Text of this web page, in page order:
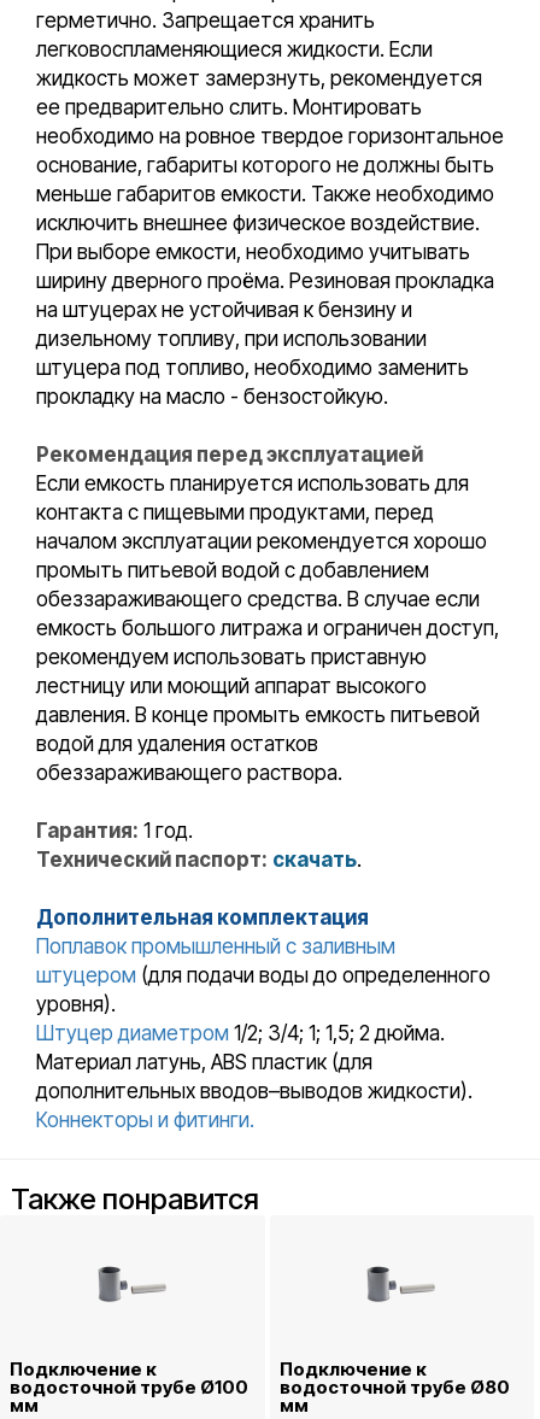
герметично. Запрещается хранить
легковоспламеняющиеся жидкости. Если
жидкость может замерзнуть, рекомендуется
ее предварительно слить. Монтировать
необходимо на ровное твердое горизонтальное
основание, габариты которого не должны быть
меньше габаритов емкости. Также необходимо
исключить внешнее физическое воздействие.
При выборе емкости, необходимо учитывать
ширину дверного проёма. Резиновая прокладка
на штуцерах не устойчивая к бензину и
дизельному топливу, при использовании
штуцера под топливо, необходимо заменить
прокладку на масло - бензостойкую.
Рекомендация перед эксплуатацией
Если емкость планируется использовать для
контакта с пищевыми продуктами, перед
началом эксплуатации рекомендуется хорошо
промыть питьевой водой с добавлением
обеззараживающего средства. В случае если
емкость большого литража и ограничен доступ,
рекомендуем использовать приставную
лестницу или моющий аппарат высокого
давления. В конце промыть емкость питьевой
водой для удаления остатков
обеззараживающего раствора.
Гарантия: 1 год.
Технический паспорт: скачать.
Дополнительная комплектация
Поплавок промышленный с заливным
штуцером (для подачи воды до определенного
уровня).
Штуцер диаметром 1/2; 3/4; 1; 1,5; 2 дюйма.
Материал латунь, ABS пластик (для
дополнительных вводов–выводов жидкости).
Коннекторы и фитинги.
Также понравится
Подключение к
водосточной трубе Ø100
мм
Подключение к
водосточной трубе Ø80
мм